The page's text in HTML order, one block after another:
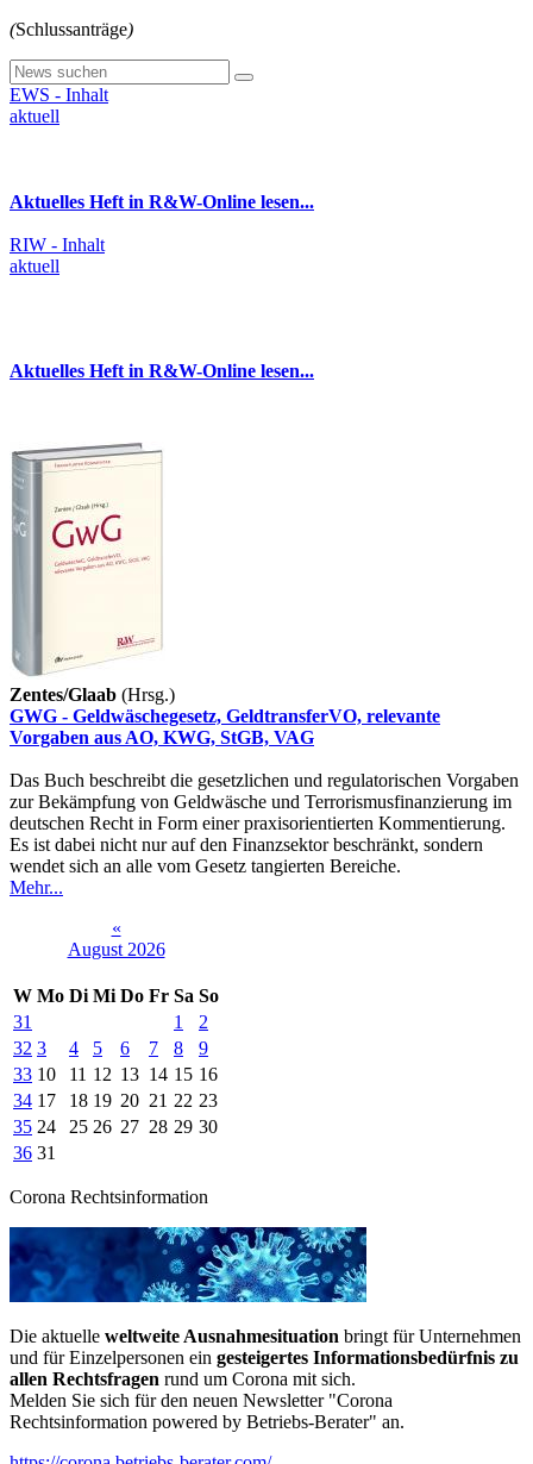
(Schlussanträge)
EWS - Inhalt
aktuell
Aktuelles Heft in R&W-Online lesen...
RIW - Inhalt
aktuell
Aktuelles Heft in R&W-Online lesen...
Zentes/Glaab (Hrsg.)
GWG - Geldwäschegesetz, GeldtransferVO, relevante
Vorgaben aus AO, KWG, StGB, VAG
Das Buch beschreibt die gesetzlichen und regulatorischen Vorgaben
zur Bekämpfung von Geldwäsche und Terrorismusfinanzierung im
deutschen Recht in Form einer praxisorientierten Kommentierung.
Es ist dabei nicht nur auf den Finanzsektor beschränkt, sondern
wendet sich an alle vom Gesetz tangierten Bereiche.
Mehr...
«
August 2026
W Mo Di Mi Do Fr Sa So
31
1
2
32 3 4 5 6 7 8
9
33 10 11 12 13 14 15 16
34 17 18 19 20 21 22 23
35 24 25 26 27 28 29 30
36 31
Corona Rechtsinformation
Die aktuelle weltweite Ausnahmesituation bringt für Unternehmen
und für Einzelpersonen ein gesteigertes Informationsbedürfnis zu
allen Rechtsfragen rund um Corona mit sich.
Melden Sie sich für den neuen Newsletter "Corona
Rechtsinformation powered by Betriebs-Berater" an.